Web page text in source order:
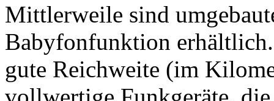
Mittlerweile sind
Babyfonfunktion erhältlich.
gute Reichweite (im